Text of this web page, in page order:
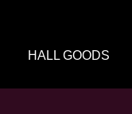
HALL GOODS